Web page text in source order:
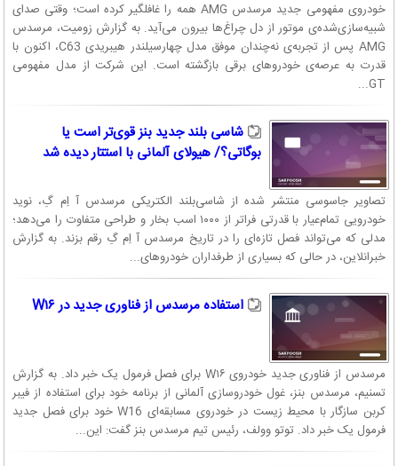
خودروی مفهومی جدید مرسدس AMG همه را غافلگیر کرده است؛ وقتی صدای
شبیه‌سازی‌شده‌ی موتور از دل چراغ‌ها بیرون می‌آید. به گزارش زومیت، مرسدس
AMG پس از تجربه‌ی نه‌چندان موفق مدل چهارسیلندر هیبریدی C63، اکنون با
قدرت به عرصه‌ی خودروهای برقی بازگشته است. این شرکت از مدل مفهومی
GT...
شاسی بلند جدید بنز قوی‌تر است یا
بوگاتی؟/ هیولای آلمانی با استتار دیده شد
تصاویر جاسوسی منتشر شده از شاسی‌بلند الکتریکی مرسدس آ اِم گِ، نوید
خودرویی تمام‌عیار با قدرتی فراتر از ۱۰۰۰ اسب بخار و طراحی متفاوت را می‌دهد؛
مدلی که می‌تواند فصل تازه‌ای را در تاریخ مرسدس آ اِم گِ رقم بزند. به گزارش
خبرانلاین، در حالی که بسیاری از طرفداران خودروهای...
استفاده مرسدس از فناوری جدید در W۱۶
مرسدس از فناوری جدید خودروی W۱۶ برای فصل فرمول یک خبر داد. به گزارش
تسنیم، مرسدس بنز، غول خودروسازی آلمانی از برنامه خود برای استفاده از فیبر
کربن سازگار با محیط زیست در خودروی مسابقه‌ای W16 خود برای فصل جدید
فرمول یک خبر داد. توتو وولف، رئیس تیم مرسدس بنز گفت: این...